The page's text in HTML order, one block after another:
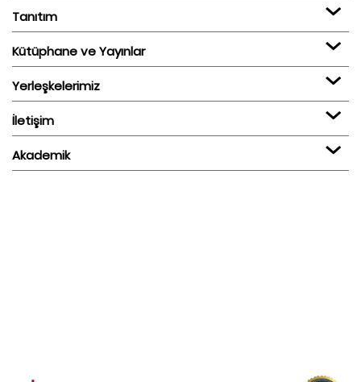
Tanıtım
Kütüphane ve Yayınlar
Yerleşkelerimiz
İletişim
Akademik